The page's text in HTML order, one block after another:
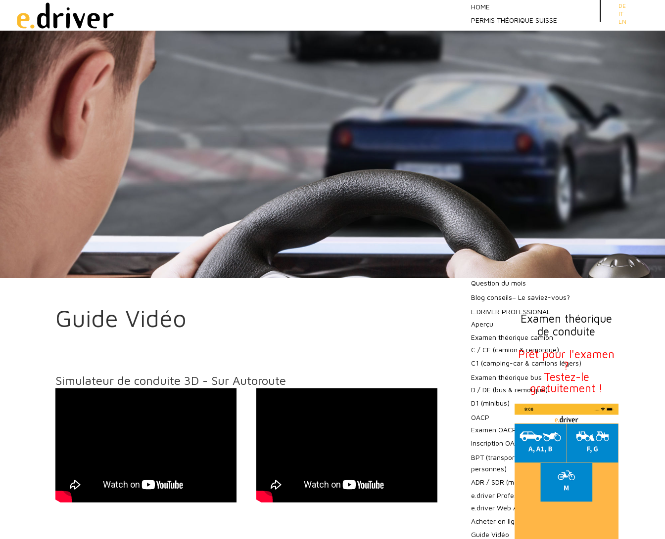
HOME
PERMIS THÉORIQUE SUISSE
Aperçu
Examen théorique cyclomoteur & vélo
Examen théorique tracteur
Examen théorique engins de chantier
Préparation e.driver
e.driver Web App
Acheter en ligne
Guide Vidéo
Formation CFC
Ressources supplémentaires
Signalisation routière en Suisse
Services des automobiles
Règles de priorité
Comment obtenir le permis
Question du mois
Blog conseils– Le saviez-vous?
E.DRIVER PROFESSIONAL
Aperçu
Examen théorique camion
C / CE (camion & remorque)
C1 (camping-car & camions légers)
Examen théorique bus
D / DE (bus & remorque)
D1 (minibus)
OACP
Examen OACP
Inscription OACP
BPT (transport professionnel de
personnes)
ADR / SDR (marchandises dangereuses)
e.driver Professional
e.driver Web App
Acheter en ligne
Guide Vidéo
Sélectionnez votre
DE
IT
EN
Guide Vidéo
Simulateur de conduite 3D - Sur Autoroute
Examen théorique
de conduite
Prêt pour l'examen
?
Testez-le
gratuitement !